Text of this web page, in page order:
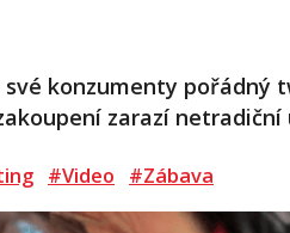
své konzumenty pořádný
zarazí netradiční
#Video #Zábava